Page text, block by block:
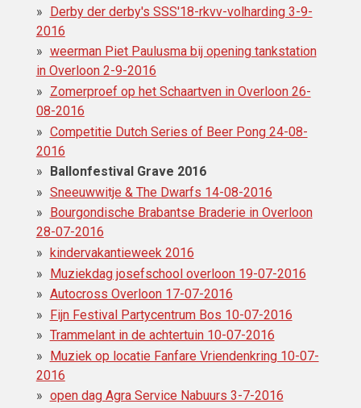
Derby der derby's SSS'18-rkvv-volharding 3-9-
2016
weerman Piet Paulusma bij opening tankstation
in Overloon 2-9-2016
Zomerproef op het Schaartven in Overloon 26-
08-2016
Competitie Dutch Series of Beer Pong 24-08-
2016
Ballonfestival Grave 2016
Sneeuwwitje & The Dwarfs 14-08-2016
Bourgondische Brabantse Braderie in Overloon
28-07-2016
kindervakantieweek 2016
Muziekdag josefschool overloon 19-07-2016
Autocross Overloon 17-07-2016
Fijn Festival Partycentrum Bos 10-07-2016
Trammelant in de achtertuin 10-07-2016
Muziek op locatie Fanfare Vriendenkring 10-07-
2016
open dag Agra Service Nabuurs 3-7-2016